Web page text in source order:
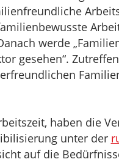
werde
gesehen“.
haben die
unter der
auf die